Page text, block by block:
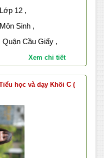
12 ,
Sinh ,
Quận Cầu Giấy ,
Xem chi tiết
học và dạy Khối C (